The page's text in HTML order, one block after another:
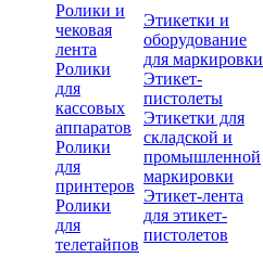
Ролики и
чековая
лента
Ролики
для
кассовых
аппаратов
Ролики
для
принтеров
Ролики
для
телетайпов
Этикетки и
оборудование
для маркировки
Этикет-
пистолеты
Этикетки для
складской и
промышленной
маркировки
Этикет-лента
для этикет-
пистолетов